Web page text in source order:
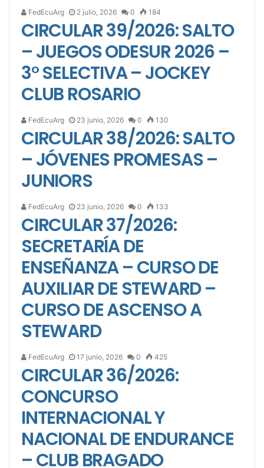
FedEcuArg 2 julio, 2026 0 184
CIRCULAR 39/2026: SALTO
– JUEGOS ODESUR 2026 –
3° SELECTIVA – JOCKEY
CLUB ROSARIO
FedEcuArg 23 junio, 2026 0 130
CIRCULAR 38/2026: SALTO
– JÓVENES PROMESAS –
JUNIORS
FedEcuArg 23 junio, 2026 0 133
CIRCULAR 37/2026:
SECRETARÍA DE
ENSEÑANZA – CURSO DE
AUXILIAR DE STEWARD –
CURSO DE ASCENSO A
STEWARD
FedEcuArg 17 junio, 2026 0 425
CIRCULAR 36/2026:
CONCURSO
INTERNACIONAL Y
NACIONAL DE ENDURANCE
– CLUB BRAGADO